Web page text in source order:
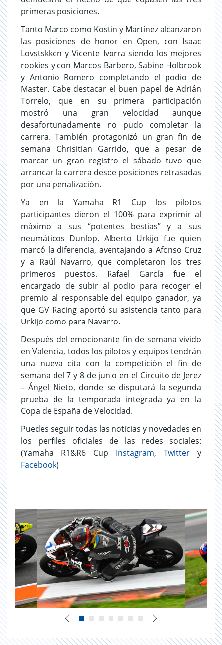
primeras posiciones.
Tanto Marco como Kostin y Martínez alcanzaron
las posiciones de honor en Open, con Isaac
Lovstskken y Vicente Ivorra siendo los mejores
rookies y con Marcos Barbero, Sabine Holbrook
y Antonio Romero completando el podio de
Master. Cabe destacar el buen papel de Adrián
Torrelo, que en su primera participación
mostró una gran velocidad aunque
desafortunadamente no pudo completar la
carrera. También protagonizó un gran fin de
semana Chrisitian Garrido, que a pesar de
marcar un gran registro el sábado tuvo que
arrancar la carrera desde posiciones retrasadas
por una penalización.
Ya en la Yamaha R1 Cup los pilotos
participantes dieron el 100% para exprimir al
máximo a sus “potentes bestias” y a sus
neumáticos Dunlop. Alberto Urkijo fue quien
marcó la diferencia, aventajando a Afonso Cruz
y a Raúl Navarro, que completaron los tres
primeros puestos. Rafael García fue el
encargado de subir al podio para recoger el
premio al responsable del equipo ganador, ya
que GV Racing aportó su asistencia tanto para
Urkijo como para Navarro.
Después del emocionante fin de semana vivido
en Valencia, todos los pilotos y equipos tendrán
una nueva cita con la competición el fin de
semana del 7 y 8 de junio en el Circuito de Jerez
– Ángel Nieto, donde se disputará la segunda
prueba de la temporada integrada ya en la
Copa de España de Velocidad.
Puedes seguir todas las noticias y novedades en
los perfiles oficiales de las redes sociales:
(Yamaha R1&R6 Cup Instagram, Twittery
Facebook)